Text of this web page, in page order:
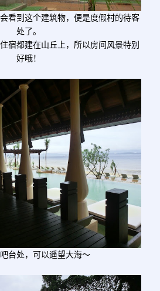
看到这个建筑物，便是度假村的待客
处了。
宿都建在山丘上，所以房间风景特别
好哦！
台处，可以遥望大海～